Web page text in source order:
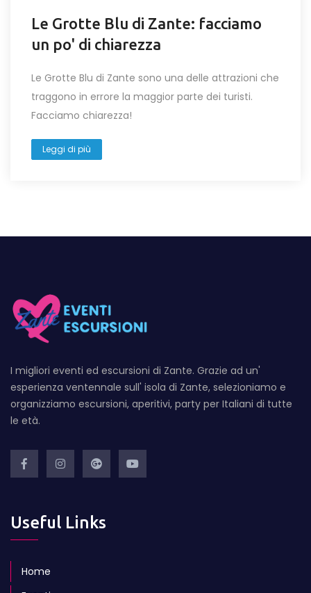
Le Grotte Blu di Zante: facciamo
un po' di chiarezza
Le Grotte Blu di Zante sono una delle attrazioni che
traggono in errore la maggior parte dei turisti.
Facciamo chiarezza!
Leggi di più
I migliori eventi ed escursioni di Zante. Grazie ad un'
esperienza ventennale sull' isola di Zante, selezioniamo e
organizziamo escursioni, aperitivi, party per Italiani di tutte
le età.
Useful Links
Home